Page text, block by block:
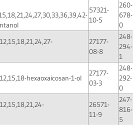
57321-
10-5
260-
678-
0
27177-
08-8
248-
294-
1
hexaoxaicosan-1-ol
27177-
03-3
248-
292-
0
26571-
11-9
247-
816-
5